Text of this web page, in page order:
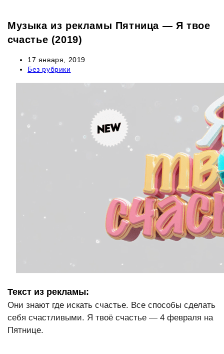
Музыка из рекламы Пятница — Я твое
счастье (2019)
Запись
опубликована:
17 января, 2019
Рубрика
Без рубрики
Текст из рекламы:
Они знают где искать счастье. Все способы сделать
себя счастливыми. Я твоё счастье — 4 февраля на
Пятнице.